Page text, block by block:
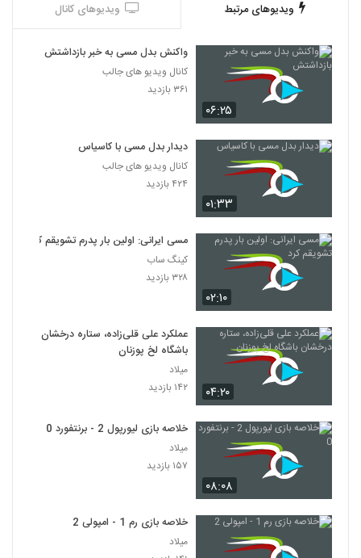
ویدیوهای مرتبط ویدیوهای کانال
۰۶:۲۵
واکنش بدل مسی به خبر بازداشتش
کانال ویدیو های جالب
۳۶۱ بازدید
۰۱:۳۳
دیدار بدل مسی با کاسیاس
کانال ویدیو های جالب
۴۲۴ بازدید
۰۲:۱۰
مسی ایرانی: اولین بار پدرم تشویقم کرد
کینگ ساب
۳۲۸ بازدید
۰۴:۲۰
عملکرد علی قلی‌زاده، ستاره درخشان
باشگاه لخ پوزنان
میلاد
۱۴۲ بازدید
۰۸:۰۸
خلاصه بازی لیورپول 2 - برنتفورد 0
میلاد
۱۵۷ بازدید
خلاصه بازی رم 1 - امپولی 2
میلاد